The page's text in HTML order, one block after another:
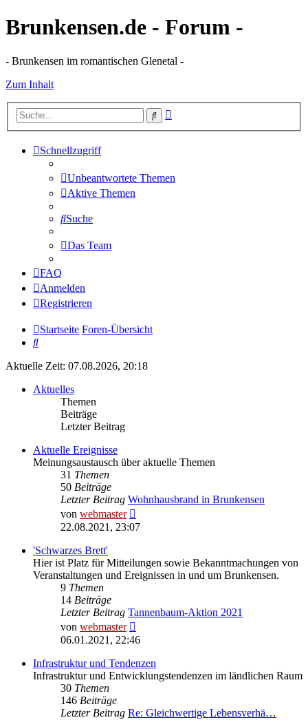
Brunkensen.de - Forum -
- Brunkensen im romantischen Glenetal -
Zum Inhalt
Suche
Schnellzugriff
Unbeantwortete Themen
Aktive Themen
Suche
Das Team
FAQ
Anmelden
Registrieren
Startseite Foren-Übersicht
Suche
Aktuelle Zeit: 07.08.2026, 20:18
Aktuelles
Themen
Beiträge
Letzter Beitrag
Aktuelle Ereignisse
Meinungsaustausch über aktuelle Themen
31 Themen
50 Beiträge
Letzter Beitrag Wohnhausbrand in Brunkensen
von webmaster
Beitrag
22.08.2021, 23:07
'Schwarzes Brett'
Hier ist Platz für Mitteilungen sowie Bekanntmachungen von
Veranstaltungen und Ereignissen in und um Brunkensen.
9 Themen
14 Beiträge
Letzter Beitrag Tannenbaum-Aktion 2021
von webmaster
Beitrag
06.01.2021, 22:46
Infrastruktur und Tendenzen
Infrastruktur und Entwicklungstendenzen im ländlichen Raum
30 Themen
146 Beiträge
Letzter Beitrag Re: Gleichwertige Lebensverhä…